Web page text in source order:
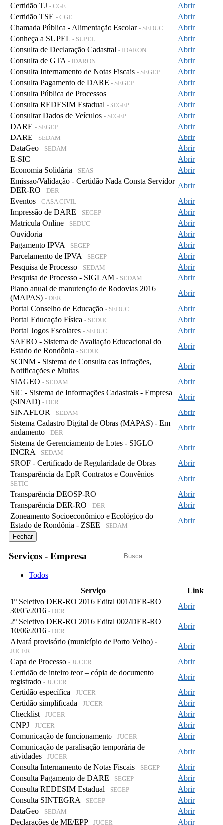
Certidão TJ - CGE
Abrir
Certidão TSE - CGE
Abrir
Chamada Pública - Alimentação Escolar - SEDUC
Abrir
Conheça a SUPEL - SUPEL
Abrir
Consulta de Declaração Cadastral - IDARON
Abrir
Consulta de GTA - IDARON
Abrir
Consulta Internamento de Notas Fiscais - SEGEP
Abrir
Consulta Pagamento de DARE - SEGEP
Abrir
Consulta Pública de Processos
Abrir
Consulta REDESIM Estadual - SEGEP
Abrir
Consultar Dados de Veículos - SEGEP
Abrir
DARE - SEGEP
Abrir
DARE - SEDAM
Abrir
DataGeo - SEDAM
Abrir
E-SIC
Abrir
Economia Solidária - SEAS
Abrir
Emissao/Validação - Certidão Nada Consta Servidor
DER-RO - DER
Abrir
Eventos - CASA CIVIL
Abrir
Impressão de DARE - SEGEP
Abrir
Matricula Online - SEDUC
Abrir
Ouvidoria
Abrir
Pagamento IPVA - SEGEP
Abrir
Parcelamento de IPVA - SEGEP
Abrir
Pesquisa de Processo - SEDAM
Abrir
Pesquisa de Processo - SIGLAM - SEDAM
Abrir
Plano anual de manutenção de Rodovias 2016
(MAPAS) - DER
Abrir
Portal Conselho de Educação - SEDUC
Abrir
Portal Educação Física - SEDUC
Abrir
Portal Jogos Escolares - SEDUC
Abrir
SAERO - Sistema de Avaliação Educacional do
Estado de Rondônia - SEDUC
Abrir
SCINM - Sistema de Consulta das Infrações,
Notificações e Multas
Abrir
SIAGEO - SEDAM
Abrir
SIC - Sistema de Informações Cadastrais - Empresa
(SINAD) - DER
Abrir
SINAFLOR - SEDAM
Abrir
Sistema Cadastro Digital de Obras (MAPAS) - Em
andamento - DER
Abrir
Sistema de Gerenciamento de Lotes - SIGLO
INCRA - SEDAM
Abrir
SROF - Certificado de Regularidade de Obras
Abrir
Transparência da EpR Contratos e Convênios -
SETIC
Abrir
Transparência DEOSP-RO
Abrir
Transparência DER-RO - DER
Abrir
Zoneamento Socioeconômico e Ecológico do
Estado de Rondônia - ZSEE - SEDAM
Abrir
Fechar
Serviços - Empresa
Todos
Serviço
Link
1º Seletivo DER-RO 2016 Edital 001/DER-RO
30/05/2016 - DER
Abrir
2º Seletivo DER-RO 2016 Edital 002/DER-RO
10/06/2016 - DER
Abrir
Alvará provisório (município de Porto Velho) -
JUCER
Abrir
Capa de Processo - JUCER
Abrir
Certidão de inteiro teor – cópia de documento
registrado - JUCER
Abrir
Certidão específica - JUCER
Abrir
Certidão simplificada - JUCER
Abrir
Checklist - JUCER
Abrir
CNPJ - JUCER
Abrir
Comunicação de funcionamento - JUCER
Abrir
Comunicação de paralisação temporária de
atividades - JUCER
Abrir
Consulta Internamento de Notas Fiscais - SEGEP
Abrir
Consulta Pagamento de DARE - SEGEP
Abrir
Consulta REDESIM Estadual - SEGEP
Abrir
Consulta SINTEGRA - SEGEP
Abrir
DataGeo - SEDAM
Abrir
Declarações de ME/EPP - JUCER Abrir